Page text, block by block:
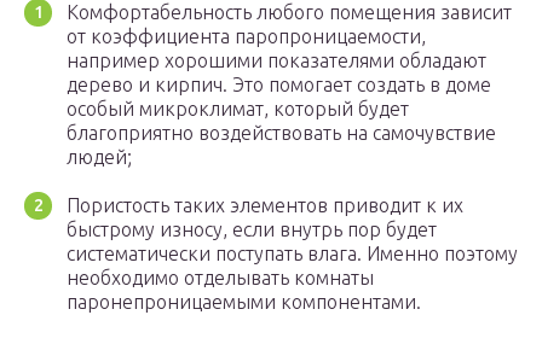
Комфортабельность любого помещения зависит
от коэффициента паропроницаемости,
например хорошими показателями обладают
дерево и кирпич. Это помогает создать в доме
особый микроклимат, который будет
благоприятно воздействовать на самочувствие
людей;
Пористость таких элементов приводит к их
быстрому износу, если внутрь пор будет
систематически поступать влага. Именно поэтому
необходимо отделывать комнаты
паронепроницаемыми компонентами.